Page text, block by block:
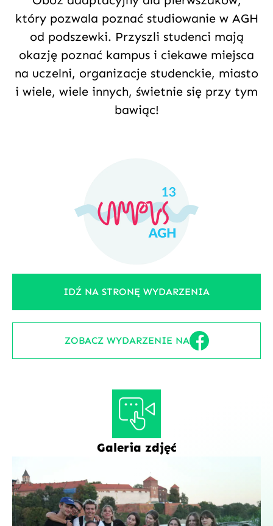
który pozwala poznać studiowanie w AGH
od podszewki. Przyszli studenci mają
okazję poznać kampus i ciekawe miejsca
na uczelni, organizacje studenckie, miasto
i wiele, wiele innych, świetnie się przy tym
bawiąc!
IDŹ NA STRONĘ WYDARZENIA
ZOBACZ WYDARZENIE NA
Galeria zdjęć